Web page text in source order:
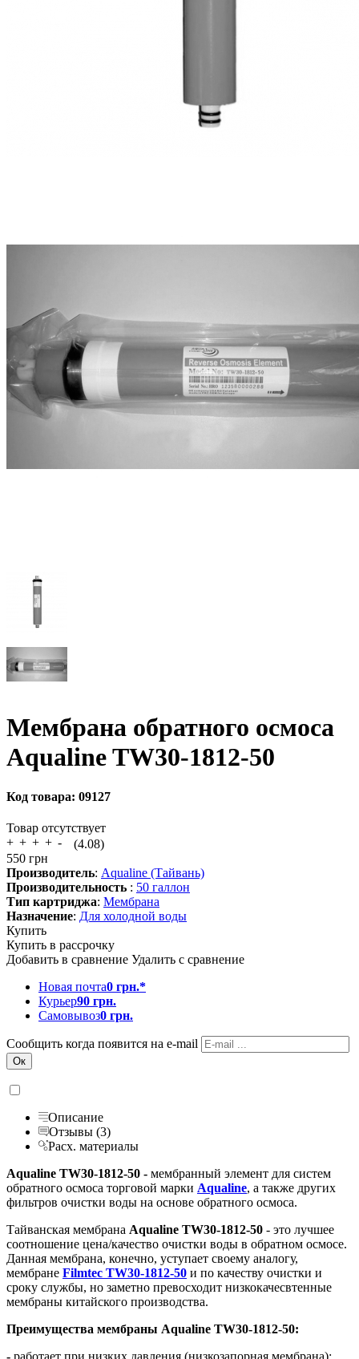
Мембрана обратного осмоса
Aqualine TW30-1812-50
Код товара: 09127
Товар отсутствует
(4.08)
550 грн
Производитель: Aqualine (Тайвань)
Производительность : 50 галлон
Тип картриджа: Мембрана
Назначение: Для холодной воды
Купить
Купить в рассрочку
Добавить в сравнение Удалить с сравнение
Новая почта0 грн.*
Курьер90 грн.
Самовывоз0 грн.
Сообщить когда появится на e-mail
Описание
Отзывы (3)
Расх. материалы
Aqualine TW30-1812-50 - мембранный элемент для систем
обратного осмоса торговой марки Aqualine, а также других
фильтров очистки воды на основе обратного осмоса.
Тайванская мембрана Aqualine TW30-1812-50 - это лучшее
соотношение цена/качество очистки воды в обратном осмосе.
Данная мембрана, конечно, уступает своему аналогу,
мембране Filmtec TW30-1812-50 и по качеству очистки и
сроку службы, но заметно превосходит низкокачесвтенные
мембраны китайского производства.
Преимущества мембраны Aqualine TW30-1812-50:
- работает при низких давления (низкозапорная мембрана);